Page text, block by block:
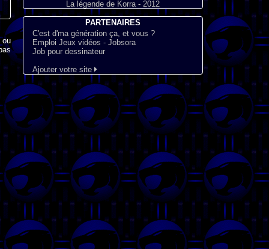
ou
La légende de Korra - 2012
PARTENAIRES
C'est d'ma génération ça, et vous ?
Emploi Jeux vidéos - Jobsora
Job pour dessinateur
Ajouter votre site